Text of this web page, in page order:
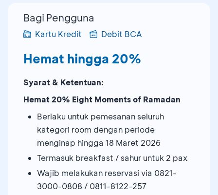
Bagi Pengguna
Kartu Kredit Debit BCA
Hemat hingga 20%
Syarat & Ketentuan:
Hemat 20% Eight Moments of Ramadan
Berlaku untuk pemesanan seluruh
kategori room dengan periode
menginap hingga 18 Maret 2026
Termasuk breakfast / sahur untuk 2 pax
Wajib melakukan reservasi via 0821-
3000-0808 / 0811-8122-257